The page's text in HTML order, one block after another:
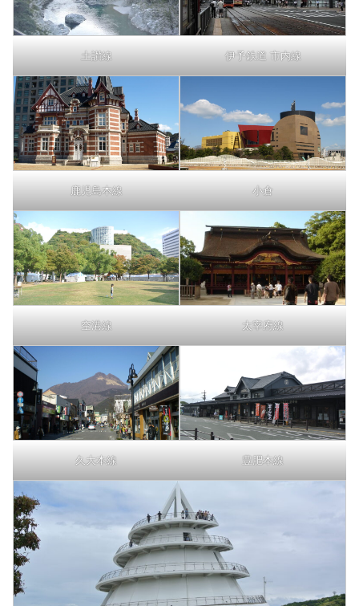
土讃線 伊予鉄道 市内線
鹿児島本線 小倉
空港線 太宰府線
久大本線 豊肥本線